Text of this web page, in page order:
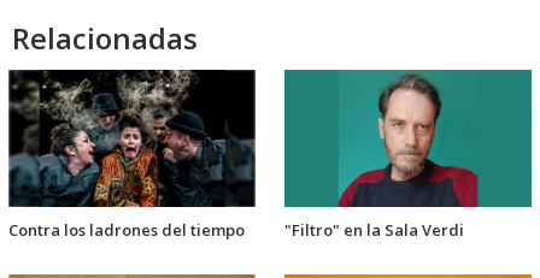
Relacionadas
Contra los ladrones del tiempo "Filtro" en la Sala Verdi